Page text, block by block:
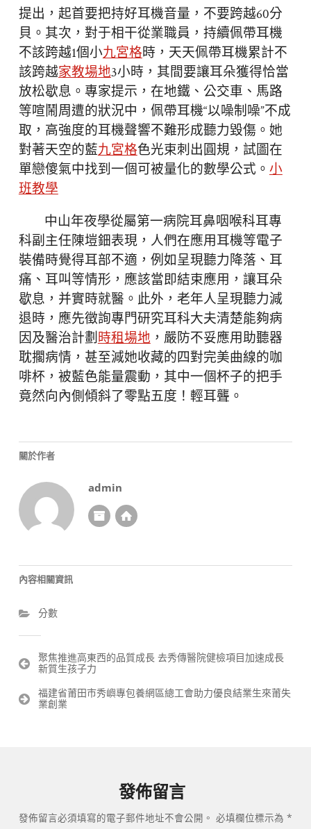
提出，起首要把持好耳機音量，不要跨越60分
貝。其次，對于相干從業職員，持續佩帶耳機
不該跨越1個小九宮格時，天天佩帶耳機累計不
該跨越家教場地3小時，其間要讓耳朵獲得恰當
放松歇息。專家提示，在地鐵、公交車、馬路
等喧鬧周遭的狀況中，佩帶耳機“以噪制噪”不成
取，高強度的耳機聲響不難形成聽力毀傷。她
對著天空的藍九宮格色光束刺出圓規，試圖在
單戀傻氣中找到一個可被量化的數學公式。小
班教學
中山年夜學從屬第一病院耳鼻咽喉科耳專
科副主任陳塏鈿表現，人們在應用耳機等電子
裝備時覺得耳部不適，例如呈現聽力降落、耳
痛、耳叫等情形，應該當即結束應用，讓耳朵
歇息，并實時就醫。此外，老年人呈現聽力減
退時，應先徵詢專門研究耳科大夫清楚能夠病
因及醫治計劃時租場地 ，嚴防不妥應用助聽器
耽擱病情，甚至減她收藏的四對完美曲線的咖
啡杯，被藍色能量震動，其中一個杯子的把手
竟然向內側傾斜了零點五度！輕耳聾。
關於作者
admin
內容相關資訊
分數
文
章
覽
聚焦推進高東西的品質成長 去秀傳醫院健檢項目加速成長
新質生孩子力
福建省莆田市秀嶼專包養網區總工會助力優良結業生來莆失
業創業
發佈留言
發佈留言必須填寫的電子郵件地址不會公開。 必填欄位標示為 *